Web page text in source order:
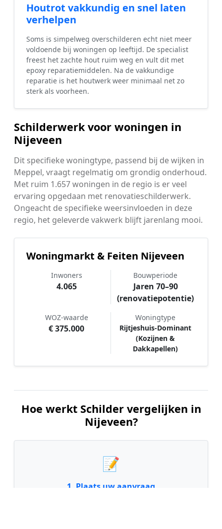
Houtrot vakkundig en snel laten
verhelpen
Soms is simpelweg overschilderen echt niet meer
voldoende bij woningen op leeftijd. De specialist
freest het zachte hout ruim weg en vult dit met
epoxy reparatiemiddelen. Na de vakkundige
reparatie is het houtwerk weer minimaal net zo
sterk als voorheen.
Schilderwerk voor woningen in
Nijeveen
Dit specifieke woningtype, passend bij de wijken in
Meppel, vraagt regelmatig om grondig onderhoud.
Met ruim 1.657 woningen in de regio is er veel
ervaring opgedaan met renovatieschilderwerk.
Ongeacht de specifieke weersinvloeden in deze
regio, het geleverde vakwerk blijft jarenlang mooi.
Woningmarkt & Feiten Nijeveen
Inwoners
4.065
Bouwperiode
Jaren 70–90
(renovatiepotentie)
WOZ-waarde
€ 375.000
Woningtype
Rijtjeshuis-Dominant
(Kozijnen &
Dakkapellen)
Hoe werkt Schilder vergelijken in
Nijeveen?
📝
1. Plaats uw aanvraag